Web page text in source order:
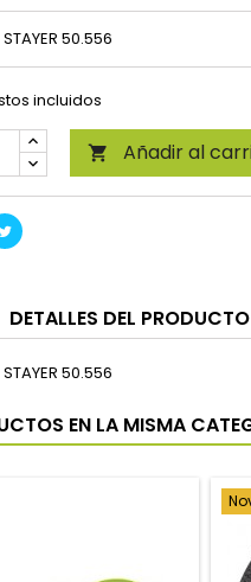
STAYER 50.556
incluidos
 Añadir al
DETALLES DEL PRODUCTO
STAYER 50.556
EN LA MISMA